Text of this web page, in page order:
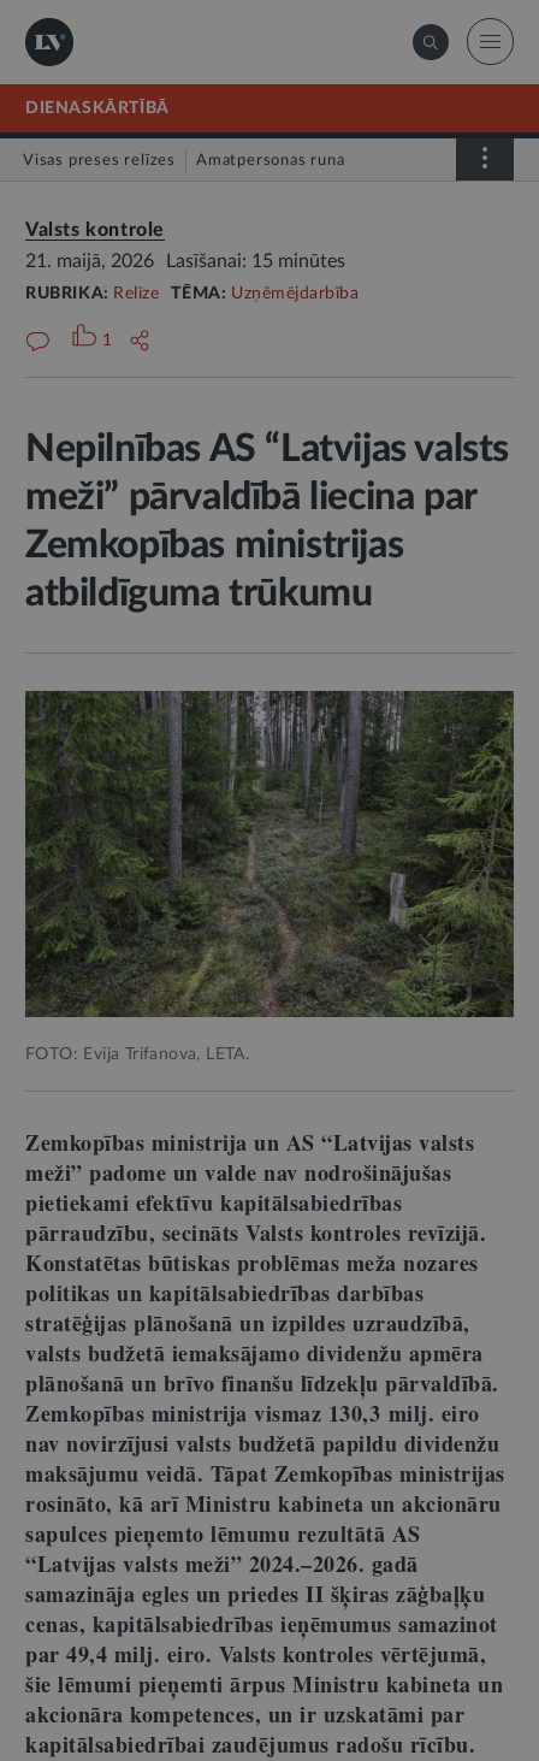
DIENASKĀRTĪBĀ
Visas preses relīzes Amatpersonas runa
Valsts kontrole
21. maijā, 2026
Lasīšanai: 15 minūtes
RUBRIKA: Relīze TĒMA: Uzņēmējdarbība
1
Nepilnības AS “Latvijas valsts
meži” pārvaldībā liecina par
Zemkopības ministrijas
atbildīguma trūkumu
FOTO: Evija Trifanova, LETA.
Zemkopības ministrija un AS “Latvijas valsts
meži” padome un valde nav nodrošinājušas
pietiekami efektīvu kapitālsabiedrības
pārraudzību, secināts Valsts kontroles revīzijā.
Konstatētas būtiskas problēmas meža nozares
politikas un kapitālsabiedrības darbības
stratēģijas plānošanā un izpildes uzraudzībā,
valsts budžetā iemaksājamo dividenžu apmēra
plānošanā un brīvo finanšu līdzekļu pārvaldībā.
Zemkopības ministrija vismaz 130,3 milj. eiro
nav novirzījusi valsts budžetā papildu dividenžu
maksājumu veidā. Tāpat Zemkopības ministrijas
rosināto, kā arī Ministru kabineta un akcionāru
sapulces pieņemto lēmumu rezultātā AS
“Latvijas valsts meži” 2024.–2026. gadā
samazināja egles un priedes II šķiras zāģbaļķu
cenas, kapitālsabiedrības ieņēmumus samazinot
par 49,4 milj. eiro. Valsts kontroles vērtējumā,
šie lēmumi pieņemti ārpus Ministru kabineta un
akcionāra kompetences, un ir uzskatāmi par
kapitālsabiedrībai zaudējumus radošu rīcību.